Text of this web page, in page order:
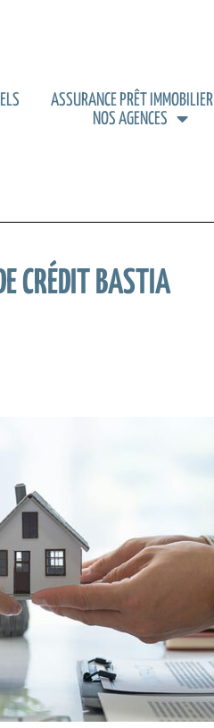
ASSURANCE PRÊT IMMOBILIER
NOS AGENCES
CRÉDIT BASTIA